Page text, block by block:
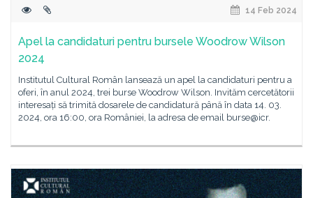
14 Feb 2024
Apel la candidaturi pentru bursele Woodrow Wilson
2024
Institutul Cultural Român lansează un apel la candidaturi pentru a
oferi, în anul 2024, trei burse Woodrow Wilson. Invităm cercetătorii
interesați să trimită dosarele de candidatură până în data 14. 03.
2024, ora 16:00, ora României, la adresa de email burse@icr.